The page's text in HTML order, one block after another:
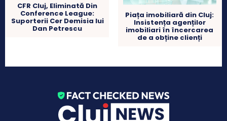
CFR Cluj, Eliminată Din
Conference League:
Suporterii Cer Demisia lui
Dan Petrescu
Piața imobiliară din Cluj:
Insistența agenților
imobiliari în încercarea
de a obține clienți